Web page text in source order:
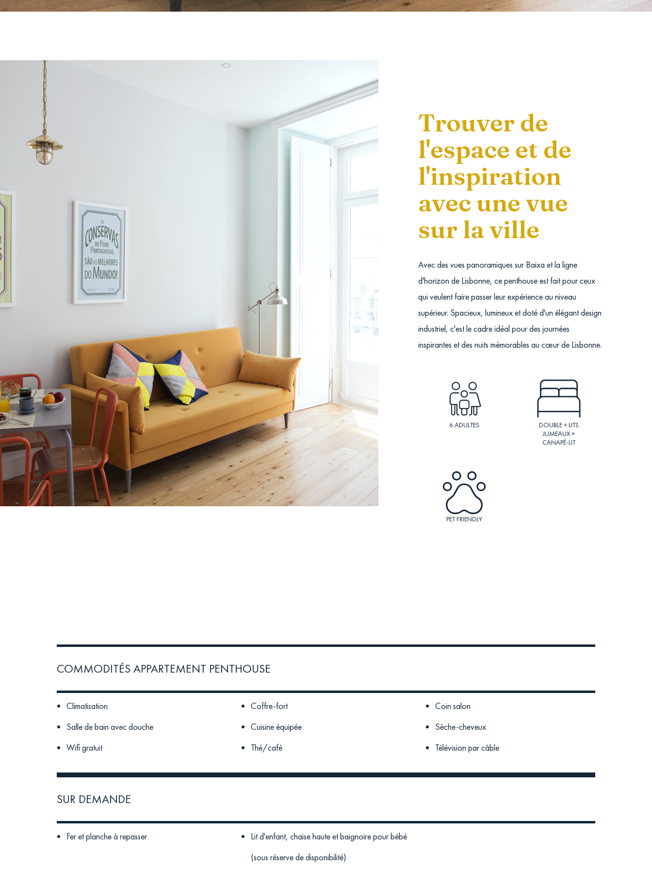
Trouver de
l'espace et de
l'inspiration
avec une vue
sur la ville
Avec des vues panoramiques sur Baixa et la ligne
d'horizon de Lisbonne, ce penthouse est fait pour ceux
qui veulent faire passer leur expérience au niveau
supérieur. Spacieux, lumineux et doté d'un élégant design
industriel, c'est le cadre idéal pour des journées
inspirantes et des nuits mémorables au cœur de Lisbonne.
6 ADULTES
DOUBLE + LITS
JUMEAUX +
CANAPÉ-LIT
PET FRIENDLY
COMMODITÉS APPARTEMENT PENTHOUSE
Climatisation
Salle de bain avec douche
Wifi gratuit
Coffre-fort
Cuisine équipée
Thé/café
Coin salon
Sèche-cheveux
Télévision par câble
SUR DEMANDE
Fer et planche à repasser
Lit d'enfant, chaise haute et baignoire pour bébé
(sous réserve de disponibilité)